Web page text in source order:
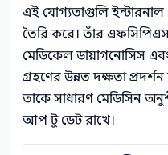
এই যোগ্যতাগুলি ইন্টারনাল
তৈরি করে। তাঁর এফসিপিএস
মেডিকেল ডায়াগনোসিস এবং
গ্রহণের উন্নত দক্ষতা
তাকে সাধারণ মেডিসিন
আপ টু ডেট রাখে।